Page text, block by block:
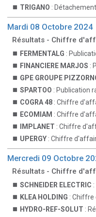
TRIGANO :
Mardi 08 Octobre 2024
Résultats - Chiffre
FERMENTALG :
FINANCIERE MARJOS :
GPE GROUPE
SPARTOO : Publication
COGRA 48 : Chiffre
ECOMIAM : Chiffre
IMPLANET : Chiffre
UPERGY : Chiffre
Mercredi 09 Octobre
Résultats - Chiffre
SCHNEIDER ELECTRIC
KLEA HOLDING :
HYDRO-REF-SOLUT :